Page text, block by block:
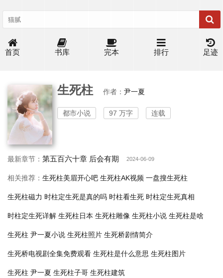
首页 书库 完本 排行 足迹
生死柱 作者： 尹一夏
都市小说 97 万字 连载
最新章节： 第五百六十章 后会有期 2024-06-09
相关推荐： 生死柱美眉开心吧 生死柱AK视频 一盘搜生死柱
生死柱磁力 时柱定生死是真的吗 时柱看生死 时柱定生死真相
时柱定生死详解 生死柱日本 生死柱雕像 生死柱小说 生死柱是啥
生死柱 尹一夏小说 生死柱照片 生死桥剧情简介
生死桥电视剧全集免费观看 生死柱是什么意思 生死柱图片
生死柱 尹一夏 生死柱子哥 生死柱建筑